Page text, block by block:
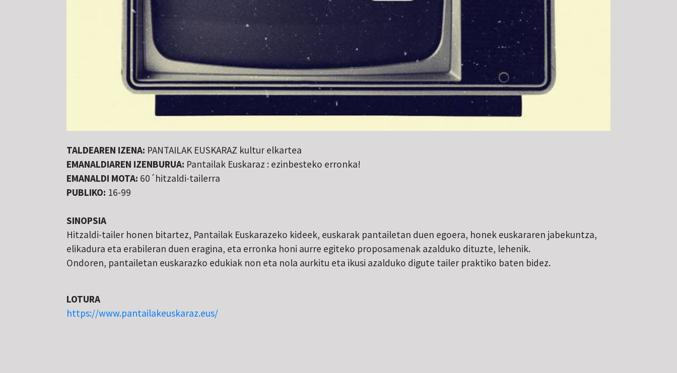
TALDEAREN IZENA: PANTAILAK EUSKARAZ kultur elkartea
EMANALDIAREN IZENBURUA: Pantailak Euskaraz : ezinbesteko erronka!
EMANALDI MOTA: 60´hitzaldi-tailerra
PUBLIKO: 16-99
SINOPSIA
Hitzaldi-tailer honen bitartez, Pantailak Euskarazeko kideek, euskarak pantailetan duen egoera, honek euskararen jabekuntza,
elikadura eta erabileran duen eragina, eta erronka honi aurre egiteko proposamenak azalduko dituzte, lehenik.
Ondoren, pantailetan euskarazko edukiak non eta nola aurkitu eta ikusi azalduko digute tailer praktiko baten bidez.
LOTURA
https://www.pantailakeuskaraz.eus/